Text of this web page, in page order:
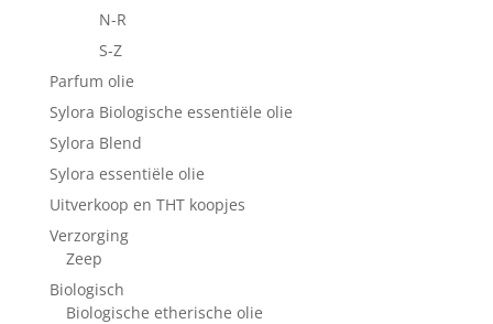
N-R
S-Z
Parfum olie
Sylora Biologische essentiële olie
Sylora Blend
Sylora essentiële olie
Uitverkoop en THT koopjes
Verzorging
Zeep
Biologisch
Biologische etherische olie